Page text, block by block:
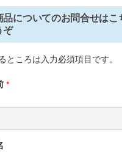
品についてのお問合せはこ
ぞ
ところは入力必須項目です。
*